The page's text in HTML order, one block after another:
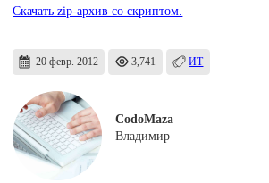
Скачать zip-архив со скриптом.
20 февр. 2012 3,741 ИТ
CodoMaza
Владимир